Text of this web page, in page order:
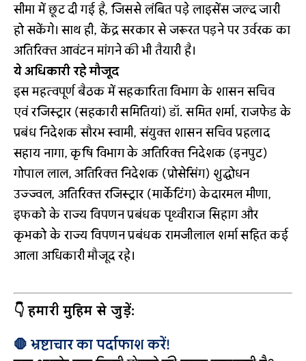
सीमा में छूट दी गई है, जिससे लंबित पड़े लाइसेंस जल्द जारी
हो सकेंगे। साथ ही, केंद्र सरकार से जरूरत पड़ने पर उर्वरक का
अतिरिक्त आवंटन मांगने की भी तैयारी है।
ये अधिकारी रहे मौजूद
इस महत्वपूर्ण बैठक में सहकारिता विभाग के शासन सचिव
एवं रजिस्ट्रार (सहकारी समितियां) डॉ. समित शर्मा, राजफेड के
प्रबंध निदेशक सौरभ स्वामी, संयुक्त शासन सचिव प्रहलाद
सहाय नागा, कृषि विभाग के अतिरिक्त निदेशक (इनपुट)
गोपाल लाल, अतिरिक्त निदेशक (प्रोसेसिंग) शुद्धोधन
उज्ज्वल, अतिरिक्त रजिस्ट्रार (मार्केटिंग) केदारमल मीणा,
इफको के राज्य विपणन प्रबंधक पृथ्वीराज सिहाग और
कृभको के राज्य विपणन प्रबंधक रामजीलाल शर्मा सहित कई
आला अधिकारी मौजूद रहे।
👇 हमारी मुहिम से जुड़ें:
🛑 भ्रष्टाचार का पर्दाफाश करें!